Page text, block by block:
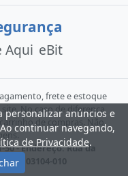
Aqui eBit
frete e estoque
No caso de diferença
de compras. Não
50 - Endereço: Rua da
03104-010
personalizar anúncios e
continuar navegando,
de Privacidade.
e Fechar